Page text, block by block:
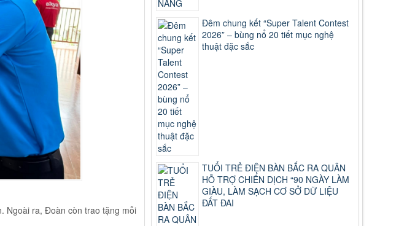
Ngoài ra, Đoàn còn trao tặng mỗi
Đêm chung kết “Super Talent Contest
2026” – bùng nổ 20 tiết mục nghệ
thuật đặc sắc
TUỔI TRẺ ĐIỆN BÀN BẮC RA QUÂN
HỖ TRỢ CHIẾN DỊCH “90 NGÀY LÀM
GIÀU, LÀM SẠCH CƠ SỞ DỮ LIỆU
ĐẤT ĐAI